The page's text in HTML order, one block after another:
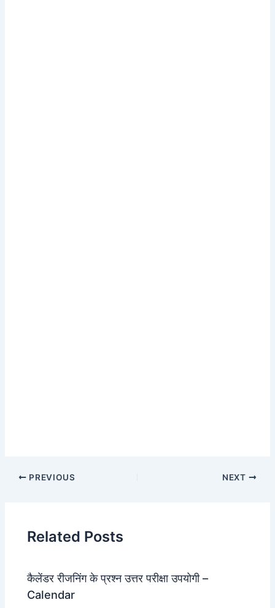
PREVIOUS NEXT
Related Posts
कैलेंडर रीजनिंग के प्रश्न उत्तर परीक्षा उपयोगी –
Calendar